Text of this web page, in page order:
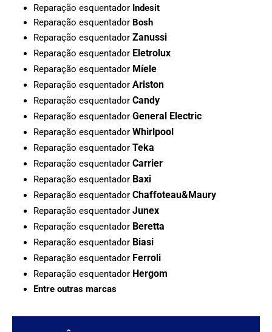
Reparação esquentador Indesit
Reparação esquentador Bosh
Reparação esquentador Zanussi
Reparação esquentador Eletrolux
Reparação esquentador Míele
Reparação esquentador Ariston
Reparação esquentador Candy
Reparação esquentador General Electric
Reparação esquentador Whirlpool
Reparação esquentador Teka
Reparação esquentador Carrier
Reparação esquentador Baxi
Reparação esquentador Chaffoteau&Maury
Reparação esquentador Junex
Reparação esquentador Beretta
Reparação esquentador Biasi
Reparação esquentador Ferroli
Reparação esquentador Hergom
Entre outras marcas